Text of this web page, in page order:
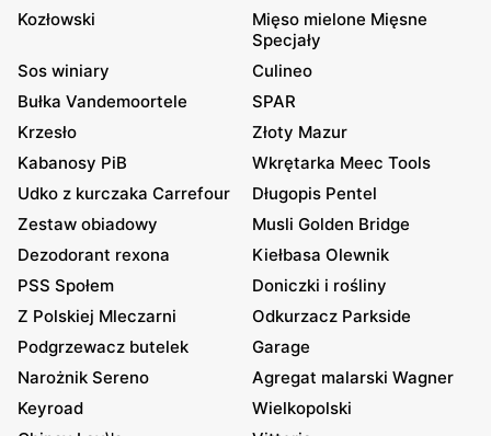
Kozłowski
Mięso mielone Mięsne
Specjały
Sos winiary
Culineo
Bułka Vandemoortele
SPAR
Krzesło
Złoty Mazur
Kabanosy PiB
Wkrętarka Meec Tools
Udko z kurczaka Carrefour
Długopis Pentel
Zestaw obiadowy
Musli Golden Bridge
Dezodorant rexona
Kiełbasa Olewnik
PSS Społem
Doniczki i rośliny
Z Polskiej Mleczarni
Odkurzacz Parkside
Podgrzewacz butelek
Garage
Narożnik Sereno
Agregat malarski Wagner
Keyroad
Wielkopolski